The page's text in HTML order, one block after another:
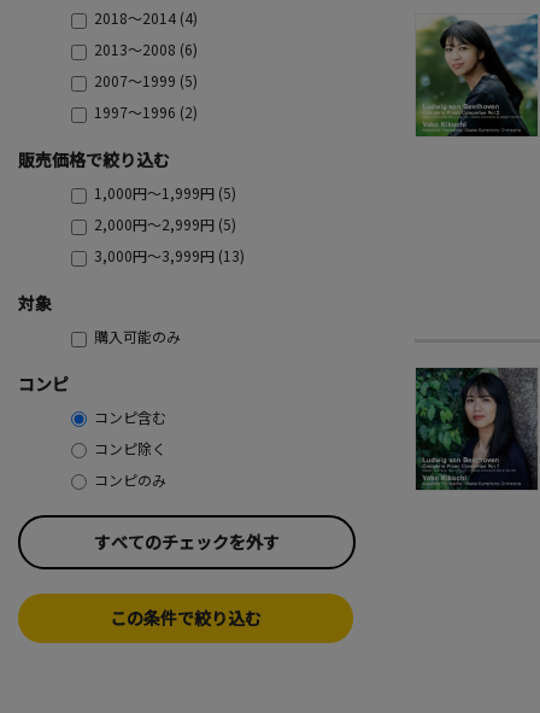
2018～2014 (4)
2013～2008 (6)
2007～1999 (5)
1997～1996 (2)
販売価格で絞り込む
1,000円～1,999円 (5)
2,000円～2,999円 (5)
3,000円～3,999円 (13)
対象
購入可能のみ
コンピ
コンピ含む
コンピ除く
コンピのみ
すべてのチェックを外す
この条件で絞り込む